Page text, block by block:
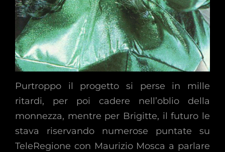
Purtroppo il progetto si perse in mille
ritardi, per poi cadere nell’oblio della
monnezza, mentre per Brigitte, il futuro le
stava riservando numerose puntate su
TeleRegione con Maurizio Mosca a parlare